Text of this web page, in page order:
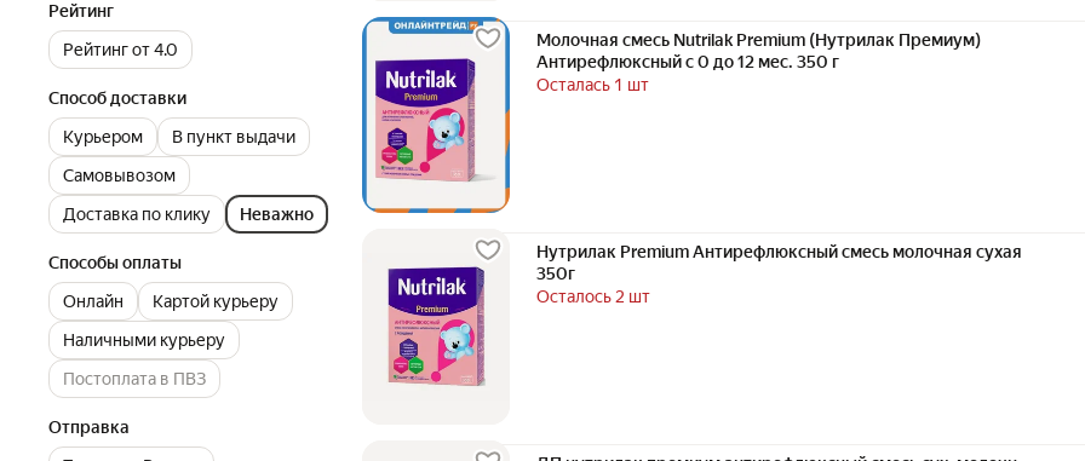
Рейтинг
Рейтинг от 4.0
Способ доставки
Курьером
В пункт выдачи
Самовывозом
Доставка по клику
Неважно
Способы оплаты
Онлайн
Картой курьеру
Наличными курьеру
Постоплата в ПВЗ
Отправка
Молочная смесь Nutrilak Premium (Нутрилак Премиум)
Антирефлюксный с 0 до 12 мес. 350 г
Осталась 1 шт
Нутрилак Premium Антирефлюксный смесь молочная сухая
350г
Осталось 2 шт